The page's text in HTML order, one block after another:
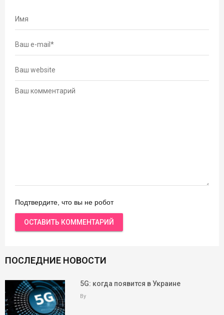
Подтвердите, что вы не робот
ПОСЛЕДНИЕ НОВОСТИ
5G: когда появится в Украине
By